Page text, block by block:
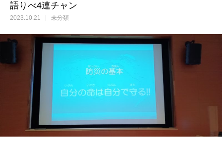
語りべ4連チャン
2023.10.21 未分類